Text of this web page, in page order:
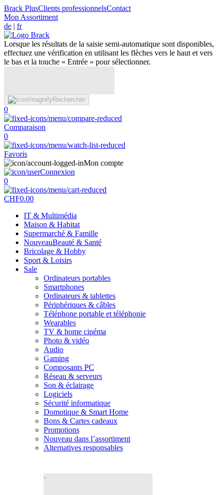
Brack PlusClients professionnelsContact
Mon Assortiment
de | fr
Lorsque les résultats de la saisie semi-automatique sont disponibles,
effectuez une vérification en utilisant les flèches vers le haut et vers
le bas et la touche « Entrée » pour sélectionner.
Rechercher
0
Comparaison
0
Favoris
Mon compte
Connexion
0
CHF0.00
IT & Multimédia
Maison & Habitat
Supermarché & Famille
NouveauBeauté & Santé
Bricolage & Hobby
Sport & Loisirs
Sale
Ordinateurs portables
Smartphones
Ordinateurs & tablettes
Périphériques & câbles
Téléphone portable et téléphonie
Wearables
TV & home cinéma
Photo & vidéo
Audio
Gaming
Composants PC
Réseau & serveurs
Son & éclairage
Logiciels
Sécurité informatique
Domotique & Smart Home
Bons & Cartes cadeaux
Promotions
Nouveau dans l’assortiment
Alternatives responsables